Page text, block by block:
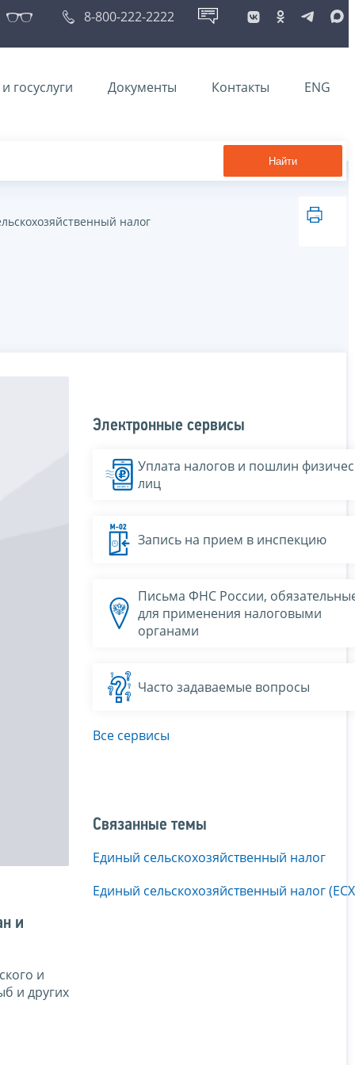
8-800-222-2222
госуслуги Документы Контакты ENG
Найти
налог
и
и
и других
Электронные сервисы
Уплата налогов и пошлин
лиц
Запись на прием в инспекцию
Письма ФНС России,
для применения налоговыми
органами
Часто задаваемые вопросы
Все сервисы
Связанные темы
Единый сельскохозяйственный налог
Единый сельскохозяйственный налог